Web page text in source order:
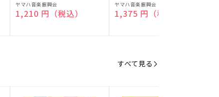
販
売
ヤマハ音楽振興会
通常価格
1,210 円（税込）
販
売
ヤマハ音楽振興会
通常価格
1,375 円（税込）
すべて見る